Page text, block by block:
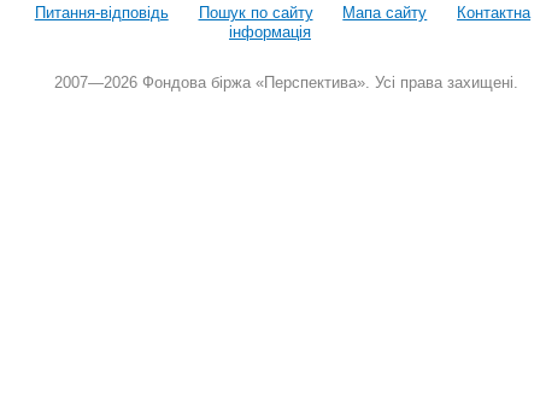
Питання-відповідь Пошук по сайту Мапа сайту
Контактна
інформація
2007—2026 Фондова біржа «Перспектива». Усі права захищені.